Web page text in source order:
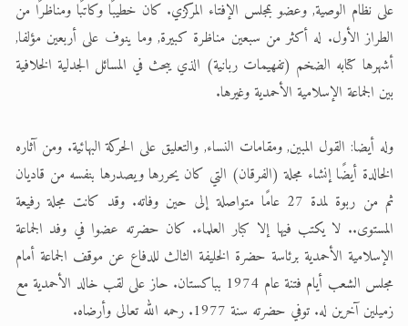
على نظام الوصية, وعضو بمجلس الإفتاء المركزي. كان خطيبًا وكاتبًا ومناظرًا من
الطراز الأول. له أكثر من سبعين مناظرة كبيرة, وما ينوف على أربعين مؤلفا,
أشهرها كتابه الضخم (تفهيمات ربانية) الذي يبحث في المسائل الجدلية الخلافية
بين الجماعة الإسلامية الأحمدية وغيرها.
وله أيضا: القول المبين, ومقامات النساء, والتعليق على الحركة البهائية. ومن آثاره
الخالدة أيضًا إنشاء مجلة (الفرقان) التي كان يحررها ويصدرها بنفسه من قاديان
ثم من ربوة لمدة 27 عامًا متواصلة إلى حين وفاته. وقد كانت مجلة رفيعة
المستوى.. لا يكتب فيها إلا كبار العلماء. كان حضرته عضوا في وفد الجماعة
الإسلامية الأحمدية برئاسة حضرة الخليفة الثالث للدفاع عن موقف الجماعة أمام
مجلس الشعب أيام فتنة عام 1974 بباكستان. حاز على لقب خالد الأحمدية مع
زميلين آخرين له. توفي حضرته سنة 1977. رحمه الله تعالى وأرضاه.